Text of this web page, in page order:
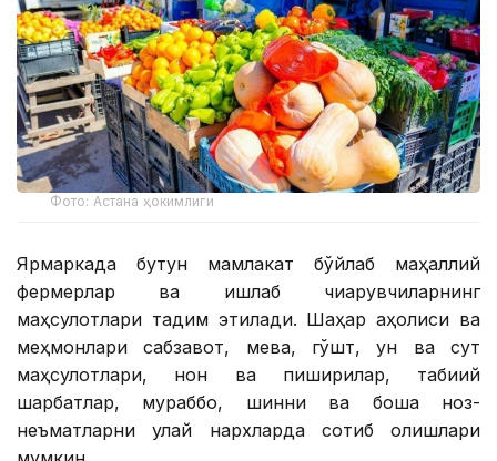
Фото: Астана ҳокимлиги
Ярмаркада бутун мамлакат бўйлаб маҳаллий
фермерлар ва ишлаб чиқарувчиларнинг
маҳсулотлари тақдим этилади. Шаҳар аҳолиси ва
меҳмонлари сабзавот, мева, гўшт, ун ва сут
маҳсулотлари, нон ва пишириқлар, табиий
шарбатлар, мураббо, шинни ва бошқа ноз-
неъматларни қулай нархларда сотиб олишлари